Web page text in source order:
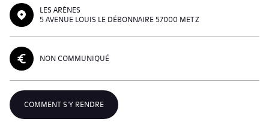
LES ARÈNES
5 AVENUE LOUIS LE DÉBONNAIRE 57000 METZ
NON COMMUNIQUÉ
COMMENT S'Y RENDRE